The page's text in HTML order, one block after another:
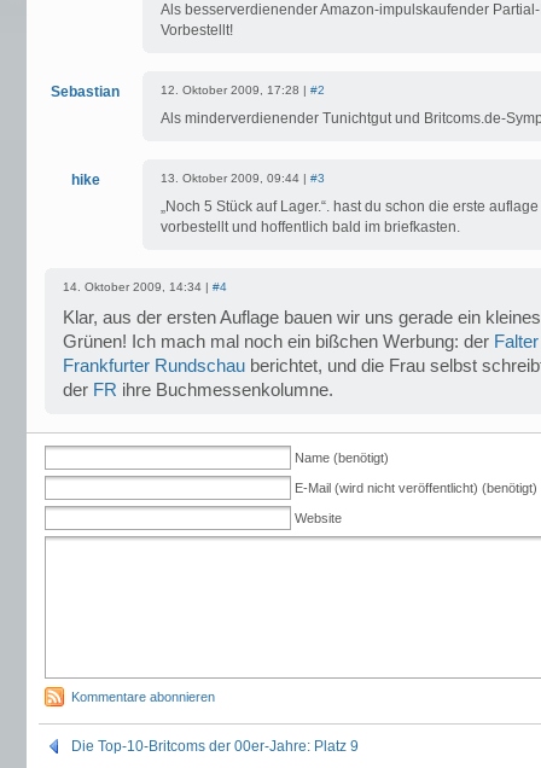
Als besserverdienender Amazon-impulskaufender
Vorbestellt!
Sebastian 12. Oktober 2009, 17:28 | #2
Als minderverdienender Tunichtgut und Britcoms.de-
hike 13. Oktober 2009, 09:44 | #3
„Noch 5 Stück auf Lager.“. hast du schon die erste
vorbestellt und hoffentlich bald im briefkasten.
14. Oktober 2009, 14:34 | #4
Klar, aus der ersten Auflage bauen wir uns gerade ein
Grünen! Ich mach mal noch ein bißchen Werbung: der Falter
Frankfurter Rundschau berichtet, und die Frau selbst
der FR ihre Buchmessenkolumne.
Name (benötigt)
E-Mail (wird nicht veröffentlicht) (benötigt)
Website
Kommentare abonnieren
Die Top-10-Britcoms der 00er-Jahre: Platz 9